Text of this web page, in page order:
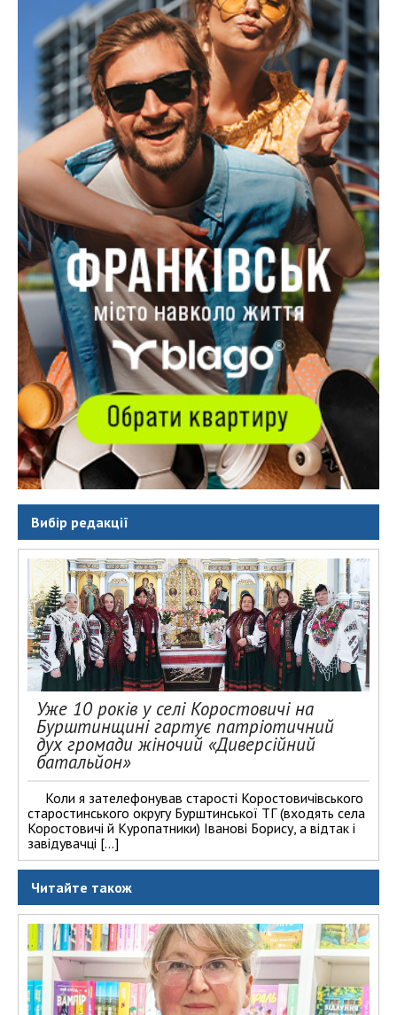
Вибір редакції
Уже 10 років у селі Коростовичі на
Бурштинщині гартує патріотичний
дух громади жіночий «Диверсійний
батальйон»
Коли я зателефонував старості Коростовичівського
старостинського округу Бурштинської ТГ (входять села
Коростовичі й Куропатники) Іванові Борису, а відтак і
завідувачці […]
Читайте також